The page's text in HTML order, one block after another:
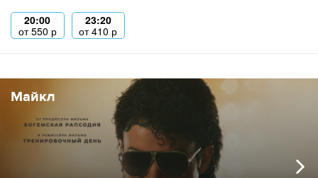
20:00
от550 р
23:20
от410 р
Майкл